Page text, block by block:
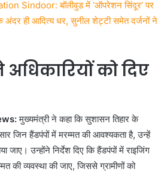
Sindoor: बॉलीवुड में ‘ऑपरेशन सिंदूर’ पर
अंदर ही आदित्य धर, सुनील शेट्टी समेत दर्जनों ने
को दिए
मुख्यमंत्री ने कहा कि सुशासन तिहार के
जिन हैंडपंपों में मरम्मत की आवश्यकता है, उन्हें
जाए। उन्होंने निर्देश दिए कि हैंडपंपों में राइजिंग
की व्यवस्था की जाए, जिससे ग्रामीणों को